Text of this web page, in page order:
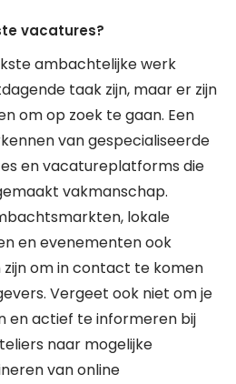
vacatures?
ambachtelijke werk
taak zijn, maar er zijn
om op zoek te gaan. Een
van gespecialiseerde
en vacatureplatforms die
vakmanschap.
lokale
en evenementen ook
om in contact te komen
Vergeet ook niet om je
en actief te informeren bij
naar mogelijke
van online